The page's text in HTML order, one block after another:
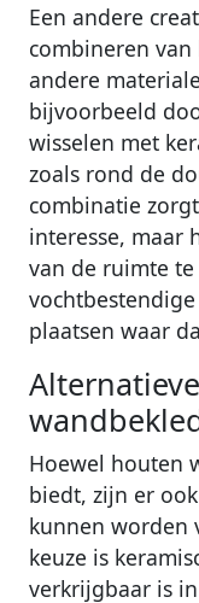
Een andere
combineren
andere
bijvoorbeeld
wisselen met
zoals rond de
combinatie
interesse, maar
van de ruimte
plaatsen waar
Hoewel houten
biedt, zijn er
kunnen worden
keuze is
verkrijgbaar is